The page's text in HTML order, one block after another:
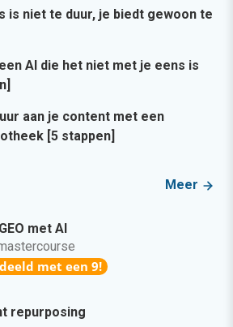
is niet te duur, je biedt gewoon te
AI die het niet met je eens is
aan je content met een
[5 stappen]
Meer
met AI
met een 9!
repurposing